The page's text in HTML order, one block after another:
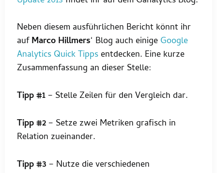
Neben diesem ausführlichen Bericht könnt ihr
aufMarco Hillmers‘ Blog auch einige Google
Analytics Quick Tippsentdecken. Eine kurze
Zusammenfassung an dieser Stelle:
Tipp #1 – Stelle Zeilen für den Vergleich dar.
Tipp #2 – Setze zwei Metriken grafisch in
Relation zueinander.
Tipp #3 – Nutze die verschiedenen